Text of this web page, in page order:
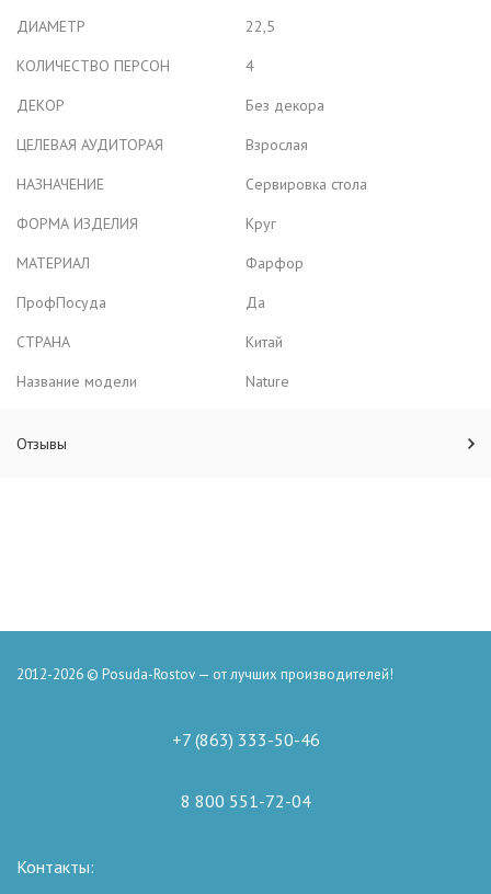
ДИАМЕТР
22,5
КОЛИЧЕСТВО ПЕРСОН
4
ДЕКОР
Без декора
ЦЕЛЕВАЯ АУДИТОРАЯ
Взрослая
НАЗНАЧЕНИЕ
Сервировка стола
ФОРМА ИЗДЕЛИЯ
Круг
МАТЕРИАЛ
Фарфор
ПрофПосуда
Да
СТРАНА
Китай
Название модели
Nature
Отзывы
2012-2026 © Posuda-Rostov — от лучших производителей!
+7 (863) 333-50-46
8 800 551-72-04
Контакты: